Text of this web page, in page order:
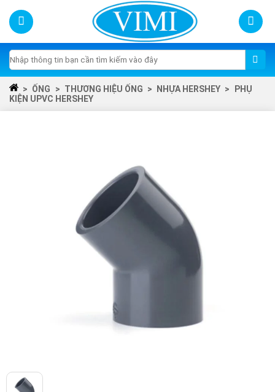
Skip
content
Tìm
kiếm:
> ỐNG > THƯƠNG HIỆU ỐNG > NHỰA HERSHEY >
PHỤ
KIỆN UPVC HERSHEY